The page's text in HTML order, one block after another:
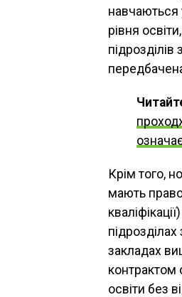
навчаються
рівня
Крім того,
мають
закладах
контрактом
освіти без